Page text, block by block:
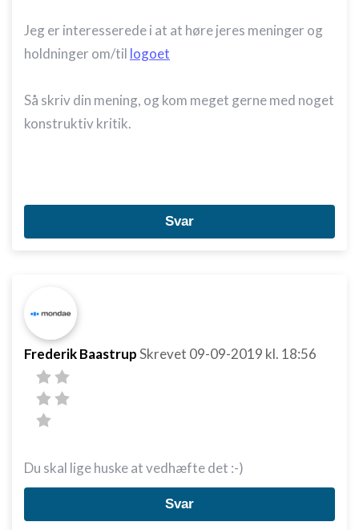
Jeg er interesserede i at at høre jeres meninger og
holdninger om/til logoet
Så skriv din mening, og kom meget gerne med noget
konstruktiv kritik.
Svar
Frederik BaastrupSkrevet 09-09-2019 kl. 18:56
Du skal lige huske at vedhæfte det :-)
Svar